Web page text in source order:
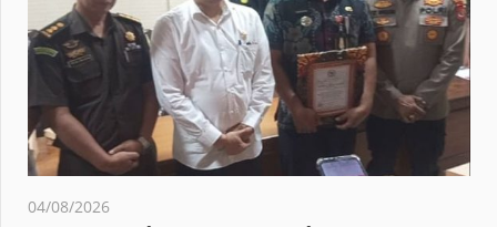
04/08/2026